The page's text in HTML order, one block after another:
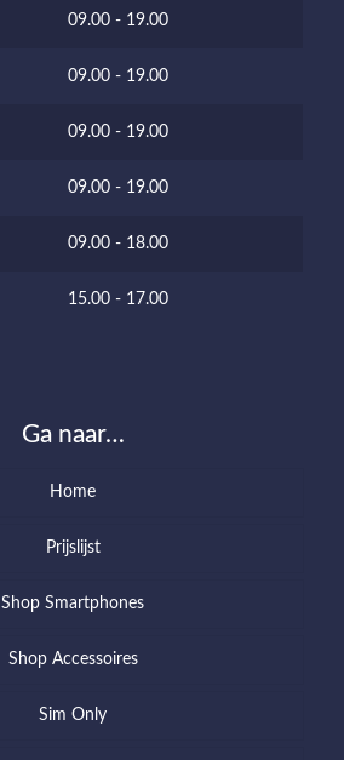
09.00 - 19.00
09.00 - 19.00
09.00 - 19.00
09.00 - 19.00
09.00 - 18.00
15.00 - 17.00
Ga naar…
Home
Prijslijst
Shop Smartphones
Shop Accessoires
Sim Only